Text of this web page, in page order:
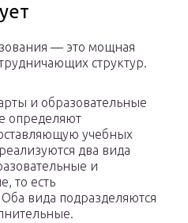
— это мощная
структур.
и образовательные
определяют
учебных
два вида
и
то есть
вида подразделяются